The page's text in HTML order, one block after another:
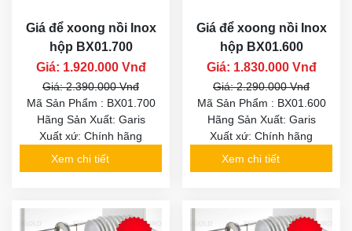
Giá để xoong nồi Inox
hộp BX01.700
Giá: 1.920.000 Vnđ
Giá: 2.390.000 Vnđ
Mã Sản Phẩm : BX01.700
Hãng Sản Xuất: Garis
Xuất xứ: Chính hãng
Xem chi tiết
Giá để xoong nồi Inox
hộp BX01.600
Giá: 1.830.000 Vnđ
Giá: 2.290.000 Vnđ
Mã Sản Phẩm : BX01.600
Hãng Sản Xuất: Garis
Xuất xứ: Chính hãng
Xem chi tiết